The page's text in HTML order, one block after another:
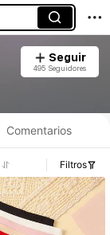
Seguir
495 Seguidores
Comentarios
Filtros